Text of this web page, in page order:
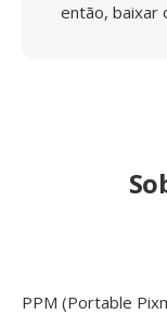
então, baixar
PPM (Portable